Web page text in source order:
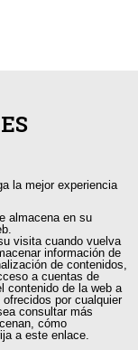
la mejor experiencia
almacena en su
visita cuando vuelva
información de
de contenidos,
a cuentas de
contenido de la web a
por cualquier
consultar más
cómo
a este enlace.